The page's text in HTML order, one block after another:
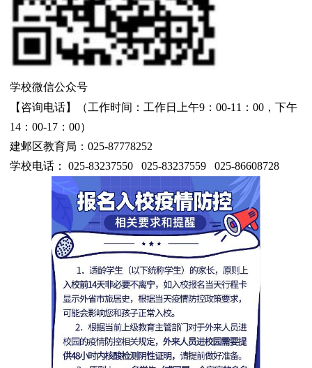
学校微信公众号
【咨询电话】（工作时间：工作日上午9：00-11：00，下午
14： 00-17： 00）
建邺区教育局： 025-87778252
学校电话：
025-83237550 025-83237559 025-86608728